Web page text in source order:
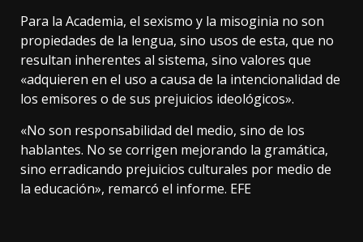
Para la Academia, el sexismo y la misoginia no son
propiedades de la lengua, sino usos de esta, que no
resultan inherentes al sistema, sino valores que
«adquieren en el uso a causa de la intencionalidad de
los emisores o de sus prejuicios ideológicos».
«No son responsabilidad del medio, sino de los
hablantes. No se corrigen mejorando la gramática,
sino erradicando prejuicios culturales por medio de
la educación», remarcó el informe. EFE